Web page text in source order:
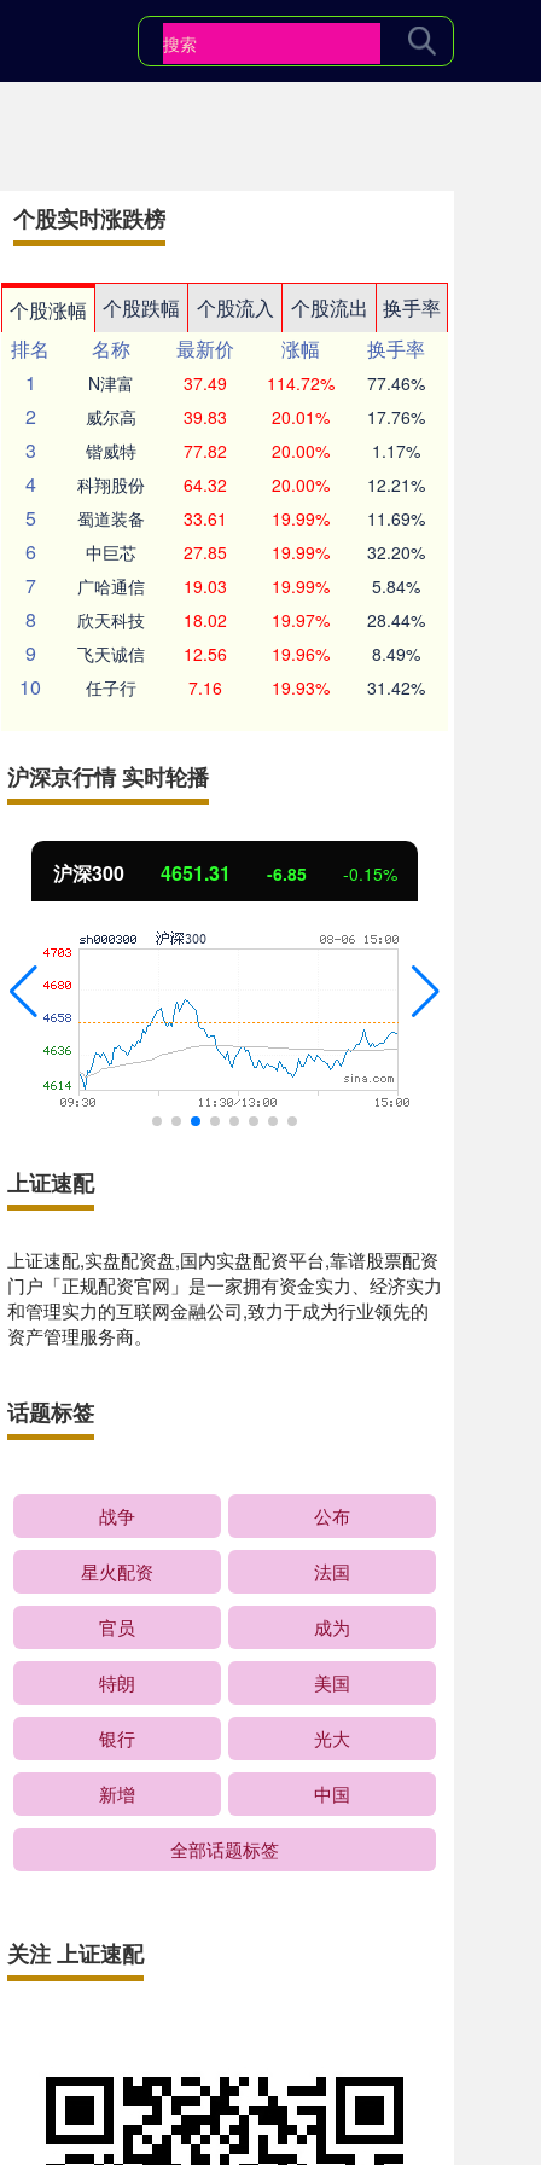
个股实时涨跌榜
个股涨幅 个股跌幅 个股流入 个股流出
换手率
排名
名称 最新价 涨幅
换手率
1
N津富 37.49 114.72% 77.46%
2 威尔高 39.83 20.01% 17.76%
3 锴威特 77.82 20.00% 1.17%
4 科翔股份 64.32 20.00% 12.21%
5 蜀道装备 33.61 19.99% 11.69%
6 中巨芯 27.85 19.99% 32.20%
7 广哈通信 19.03 19.99% 5.84%
8 欣天科技 18.02 19.97% 28.44%
9 飞天诚信 12.56 19.96% 8.49%
10 任子行 7.16 19.93% 31.42%
沪深京行情 实时轮播
沪深300 4651.31 -6.85 -0.15%
上证速配
上证速配,实盘配资盘,国内实盘配资平台,靠谱股票配资
门户「正规配资官网」是一家拥有资金实力、经济实力
和管理实力的互联网金融公司,致力于成为行业领先的
资产管理服务商。
话题标签
战争 公布
星火配资 法国
官员 成为
特朗 美国
银行 光大
新增 中国
全部话题标签
关注 上证速配